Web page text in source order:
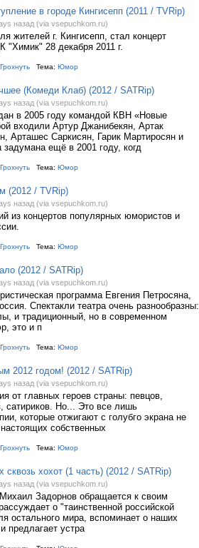
в городе Кингисепп (2011 / TVRip)
назад (via vsepuchkom.ru)
жителей г. Кингисепп, стал концерт
"Химик" 28 декабря 2011 г.
Грохнуть Тема: Юмор
(Комеди Клаб) (2012 / SATRip)
назад (via vsepuchkom.ru)
в 2005 году командой КВН «Новые
входили Артур Джанибекян, Артак
Арташес Саркисян, Гарик Мартиросян и
ещё в 2001 году, когд
Грохнуть Тема: Юмор
(2012 / TVRip)
назад (via vsepuchkom.ru)
из концертов популярных юмористов и
Грохнуть Тема: Юмор
(2012 / SATRip)
назад (via vsepuchkom.ru)
программа Евгения Петросяна,
Спектакли театра очень разнообразны:
и традиционный, но в современном
это и п
Грохнуть Тема: Юмор
2012 годом! (2012 / SATRip)
назад (via vsepuchkom.ru)
от главных героев страны: певцов,
сатириков. Но... Это все лишь
которые отжигают с голубго экрана не
собственных
Грохнуть Тема: Юмор
хохот (1 часть) (2012 / SATRip)
назад (via vsepuchkom.ru)
Задорнов обращается к своим
о "таинственной российской
остального мира, вспоминает о наших
предлагает устра